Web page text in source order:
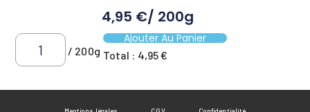
4,95 €/ 200g
/ 200g
Ajouter Au Panier
Total : 4,95 €